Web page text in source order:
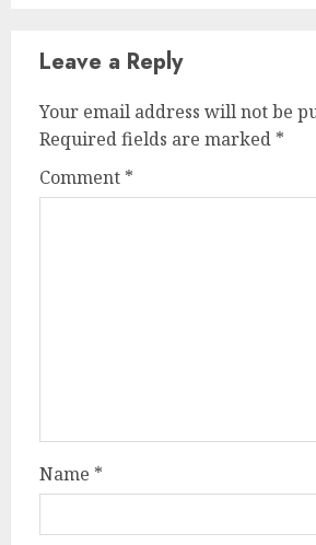
Leave a Reply
Your email address will not be
Required fields are marked *
Comment *
Name *